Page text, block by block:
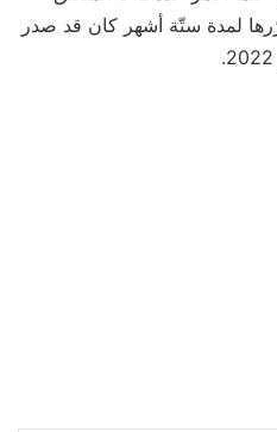
لمدة ستّة أشهر كان قد صدر